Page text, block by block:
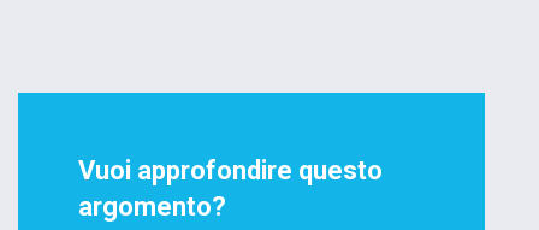
Vuoi approfondire questo
argomento?